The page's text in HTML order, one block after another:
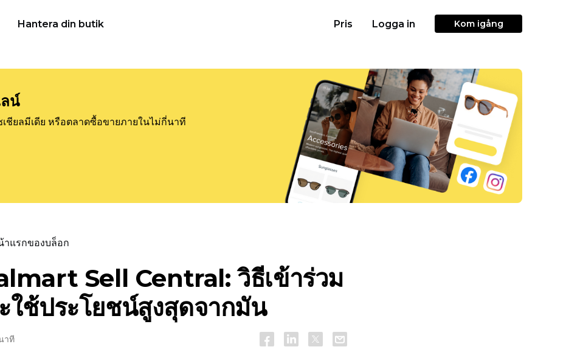
Hantera din butik Pris Logga in Kom igång
น์
ชียลมีเดีย หรือตลาดซื้อขายภายในไม่กี่นาที
าแรกของบล็อก
Sell Central: วิธีเข้าร่วม
ใช้ประโยชน์สูงสุดจากมัน
าที